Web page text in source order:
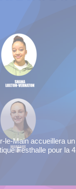
le-Main accueillera
Festhalle pour la